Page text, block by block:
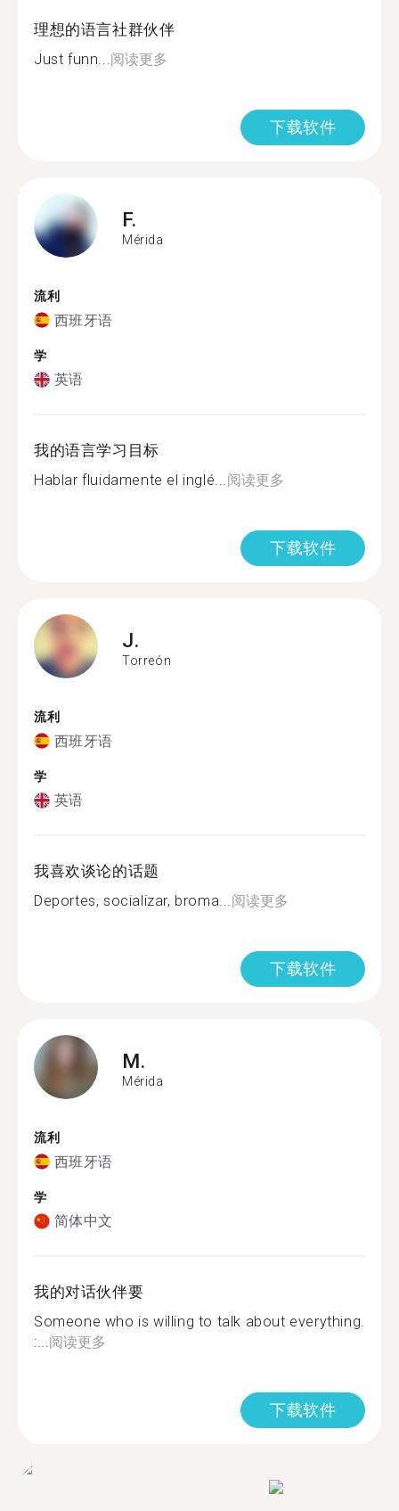
理想的语言社群伙伴
Just funn...阅读更多
下载软件
F.
Mérida
流利
西班牙语
学
英语
我的语言学习目标
Hablar fluidamente el inglé...阅读更多
下载软件
J.
Torreón
流利
西班牙语
学
英语
我喜欢谈论的话题
Deportes, socializar, broma...阅读更多
下载软件
M.
Mérida
流利
西班牙语
学
简体中文
我的对话伙伴要
Someone who is willing to talk about everything.
:...阅读更多
下载软件